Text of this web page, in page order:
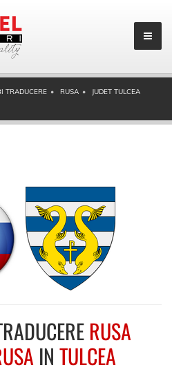
TRADUCERE RUSA JUDET TULCEA
RUSA
IN TULCEA